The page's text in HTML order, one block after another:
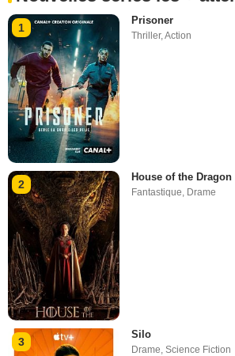
1
Prisoner
Thriller,Action
2
House of the Dragon
Fantastique, Drame
3
Silo
Drame ,Science Fiction